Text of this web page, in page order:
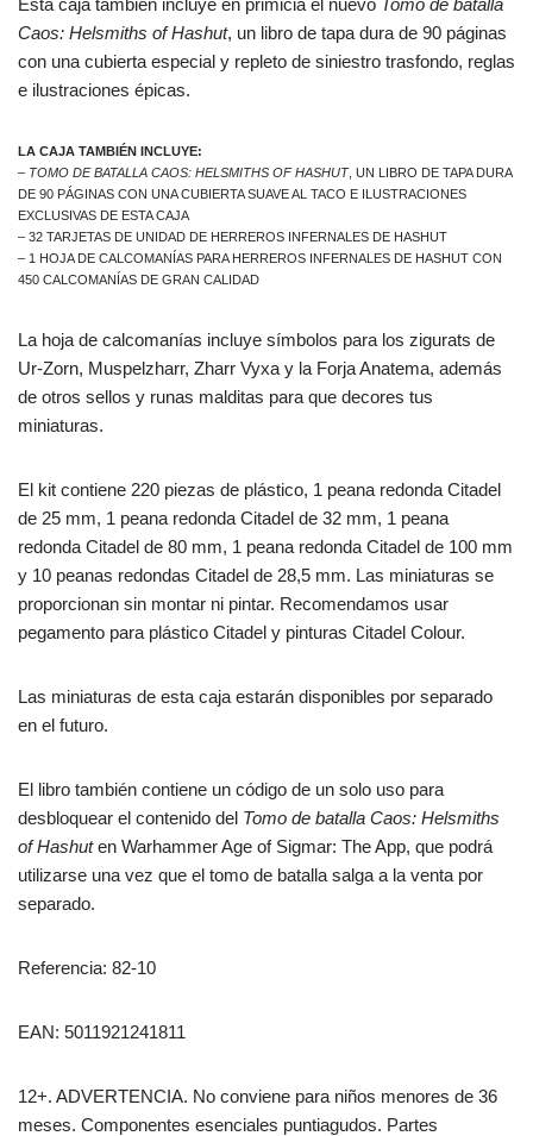
Esta caja también incluye en primicia el nuevo Tomo de batalla
Caos: Helsmiths of Hashut, un libro de tapa dura de 90 páginas
con una cubierta especial y repleto de siniestro trasfondo, reglas
e ilustraciones épicas.
LA CAJA TAMBIÉN INCLUYE:
– TOMO DE BATALLA CAOS: HELSMITHS OF HASHUT, UN LIBRO DE TAPA DURA
DE 90 PÁGINAS CON UNA CUBIERTA SUAVE AL TACO E ILUSTRACIONES
EXCLUSIVAS DE ESTA CAJA
– 32 TARJETAS DE UNIDAD DE HERREROS INFERNALES DE HASHUT
– 1 HOJA DE CALCOMANÍAS PARA HERREROS INFERNALES DE HASHUT CON
450 CALCOMANÍAS DE GRAN CALIDAD
La hoja de calcomanías incluye símbolos para los zigurats de
Ur-Zorn, Muspelzharr, Zharr Vyxa y la Forja Anatema, además
de otros sellos y runas malditas para que decores tus
miniaturas.
El kit contiene 220 piezas de plástico, 1 peana redonda Citadel
de 25 mm, 1 peana redonda Citadel de 32 mm, 1 peana
redonda Citadel de 80 mm, 1 peana redonda Citadel de 100 mm
y 10 peanas redondas Citadel de 28,5 mm. Las miniaturas se
proporcionan sin montar ni pintar. Recomendamos usar
pegamento para plástico Citadel y pinturas Citadel Colour.
Las miniaturas de esta caja estarán disponibles por separado
en el futuro.
El libro también contiene un código de un solo uso para
desbloquear el contenido del Tomo de batalla Caos: Helsmiths
of Hashuten Warhammer Age of Sigmar: The App, que podrá
utilizarse una vez que el tomo de batalla salga a la venta por
separado.
Referencia: 82-10
EAN: 5011921241811
12+. ADVERTENCIA. No conviene para niños menores de 36
meses. Componentes esenciales puntiagudos. Partes